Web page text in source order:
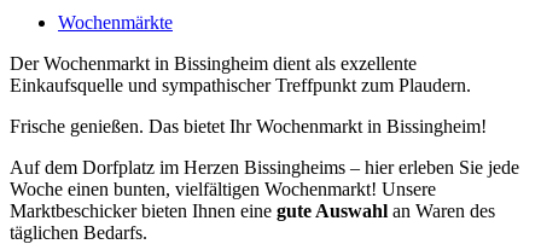
Wochenmärkte
Der Wochenmarkt in Bissingheim dient als exzellente
Einkaufsquelle und sympathischer Treffpunkt zum Plaudern.
Frische genießen. Das bietet Ihr Wochenmarkt in Bissingheim!
Auf dem Dorfplatz im Herzen Bissingheims – hier erleben Sie jede
Woche einen bunten, vielfältigen Wochenmarkt! Unsere
Marktbeschicker bieten Ihnen eine gute Auswahl an Waren des
täglichen Bedarfs.